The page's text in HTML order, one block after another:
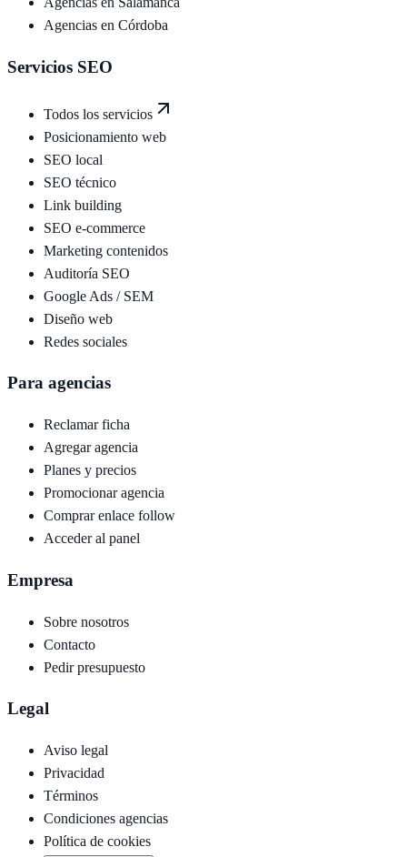
Agencias en Córdoba
Servicios SEO
Todos los servicios
Posicionamiento web
SEO local
SEO técnico
Link building
SEO e-commerce
Marketing contenidos
Auditoría SEO
Google Ads / SEM
Diseño web
Redes sociales
Para agencias
Reclamar ficha
Agregar agencia
Planes y precios
Promocionar agencia
Comprar enlace follow
Acceder al panel
Empresa
Sobre nosotros
Contacto
Pedir presupuesto
Legal
Aviso legal
Privacidad
Términos
Condiciones agencias
Política de cookies